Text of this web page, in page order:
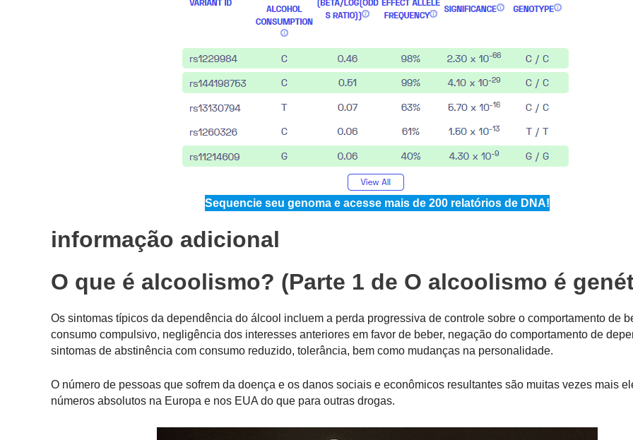
Sequencie seu genoma e acesse mais de 200 relatórios de DNA!
informação adicional
O que é alcoolismo? (Parte 1 de O alcoolismo é
Os sintomas típicos da dependência do álcool incluem a perda progressiva de controle sobre o comportamento de
consumo compulsivo, negligência dos interesses anteriores em favor de beber, negação do comportamento de
sintomas de abstinência com consumo reduzido, tolerância, bem como mudanças na personalidade.
O número de pessoas que sofrem da doença e os danos sociais e econômicos resultantes são muitas vezes mais
números absolutos na Europa e nos EUA do que para outras drogas.